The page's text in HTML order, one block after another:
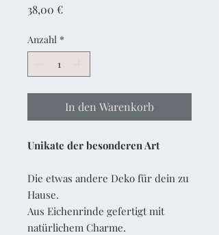
38,00 €Preis
Anzahl *
In den Warenkorb
Unikate der besonderen Art
Die etwas andere Deko für dein zu
Hause.
Aus Eichenrinde gefertigt mit
natürlichem Charme.